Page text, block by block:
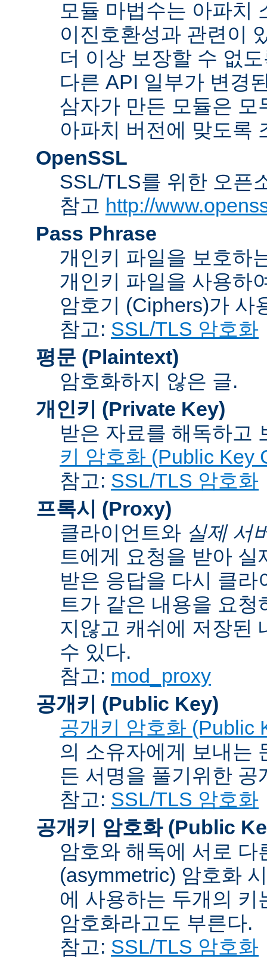
모듈 마법수는 아파치
이진호환성과 관련이
더 이상 보장할 수 없
다른 API 일부가 변경
삼자가 만든 모듈은
아파치 버전에 맞도록
OpenSSL
SSL/TLS를 위한 오픈
참고 http://
Pass Phrase
개인키 파일을 보호하
개인키 파일을 사용하
암호기 (Ciphers)가 사
참고: SSL/TLS 암호화
평문 (Plaintext)
암호화하지 않은 글.
개인키 (Private Key)
받은 자료를 해독하고
키 암호화 (Public Key
참고: SSL/TLS 암호화
프록시 (Proxy)
클라이언트와 실제 서
트에게 요청을 받아
받은 응답을 다시 클
트가 같은 내용을 요
지않고 캐쉬에 저장된
수 있다.
참고: mod_proxy
공개키 (Public Key)
공개키 암호화 (Public
의 소유자에게 보내는
든 서명을 풀기위한 공
참고: SSL/TLS 암호화
공개키 암호화 (Public
암호와 해독에 서로
(asymmetric) 암호화
에 사용하는 두개의
암호화라고도 부른다.
참고: SSL/TLS 암호화